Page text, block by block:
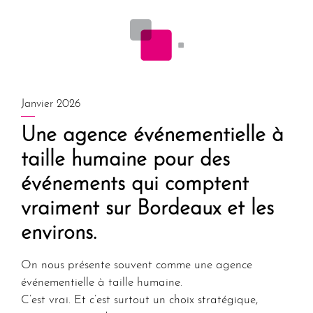
Janvier 2026
Une agence événementielle à
taille humaine pour des
événements qui comptent
vraiment sur Bordeaux et les
environs.
On nous présente souvent comme une agence
événementielle à taille humaine.
C’est vrai. Et c’est surtout un choix stratégique,